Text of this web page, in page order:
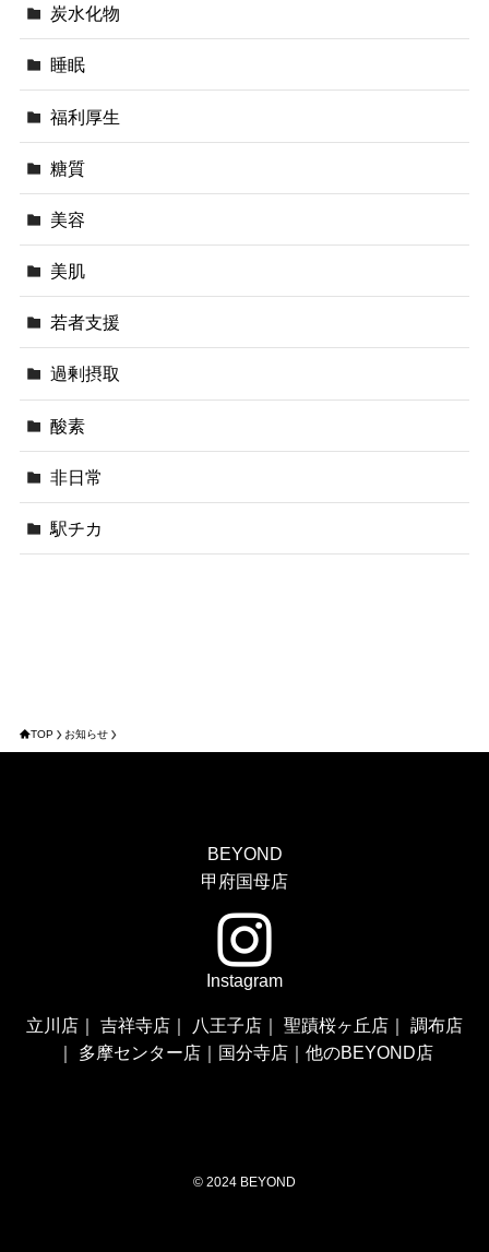
炭水化物
睡眠
福利厚生
糖質
美容
美肌
若者支援
過剰摂取
酸素
非日常
駅チカ
TOP お知らせ
BEYOND
甲府国母店
Instagram
立川店 ｜ 吉祥寺店 ｜ 八王子店 ｜ 聖蹟桜ヶ丘店 ｜ 調布店
｜ 多摩センター店｜ 国分寺店｜ 他のBEYOND店
© 2024 BEYOND